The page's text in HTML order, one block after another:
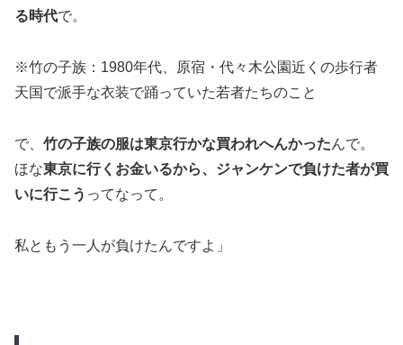
る時代で。
※竹の子族：1980年代、原宿・代々木公園近くの歩行者
天国で派手な衣装で踊っていた若者たちのこと
で、 竹の子族の服は東京行かな買われへんかったんで。
ほな東京に行くお金いるから、ジャンケンで負けた者が買
いに行こう ってなって。
私ともう一人が負けたんですよ」